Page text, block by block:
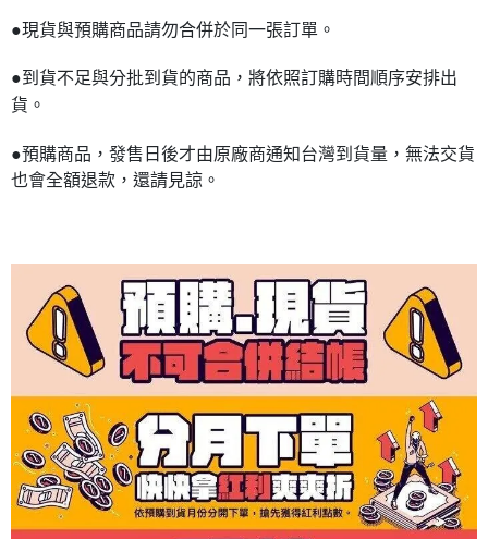
●現貨與預購商品請勿合併於同一張訂單。
●到貨不足與分批到貨的商品，將依照訂購時間順序安排出
貨。
●預購商品，發售日後才由原廠商通知台灣到貨量，無法交貨
也會全額退款，還請見諒。